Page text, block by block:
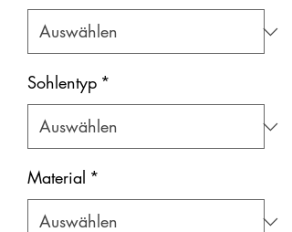
Sohlentyp *
Material *